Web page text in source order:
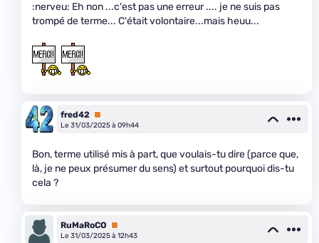
:nerveu: Eh non ...c'est pas une erreur .... je ne suis pas
trompé de terme... C'était volontaire...mais heuu...
fred42 Premium
Le 31/03/2025 à 09h44
Bon, terme utilisé mis à part, que voulais-tu dire (parce que,
là, je ne peux présumer du sens) et surtout pourquoi dis-tu
cela ?
RuMaRoCO
Premium
Le 31/03/2025 à 12h43